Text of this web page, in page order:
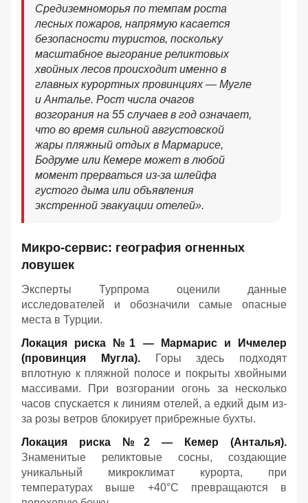
Средиземноморья по темпам роста
лесных пожаров, напрямую касается
безопасности туристов, поскольку
масштабное выгорание реликтовых
хвойных лесов происходит именно в
главных курортных провинциях — Мугле
и Анталье. Рост числа очагов
возгорания на 55 случаев в год означает,
что во время сильной августовской
жары пляжный отдых в Мармарисе,
Бодруме или Кемере может в любой
момент прерваться из-за шлейфа
густого дыма или объявления
экстренной эвакуации отелей».
Микро-сервис: география огненных
ловушек
Эксперты Турпрома оценили данные
исследователей и обозначили самые опасные
места в Турции.
Локация риска №1 — Мармарис и Ичмелер
(провинция Мугла).Горы здесь подходят
вплотную к пляжной полосе и покрыты хвойными
массивами. При возгорании огонь за несколько
часов спускается к линиям отелей, а едкий дым из-
за розы ветров блокирует прибрежные бухты.
Локация риска №2 — Кемер (Анталья).
Знаменитые реликтовые сосны, создающие
уникальный микроклимат курорта, при
температурах выше +40°C превращаются в